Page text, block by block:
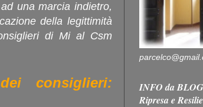
una marcia indietro,
della legittimità
di Mi al Csm
consiglieri:
INFO da
Ripresa e